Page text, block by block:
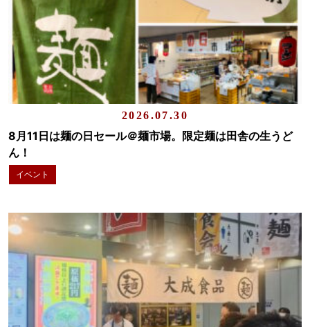
2026.07.30
8月11日は麺の日セール＠麺市場。限定麺は田舎の生うど
ん！
イベント